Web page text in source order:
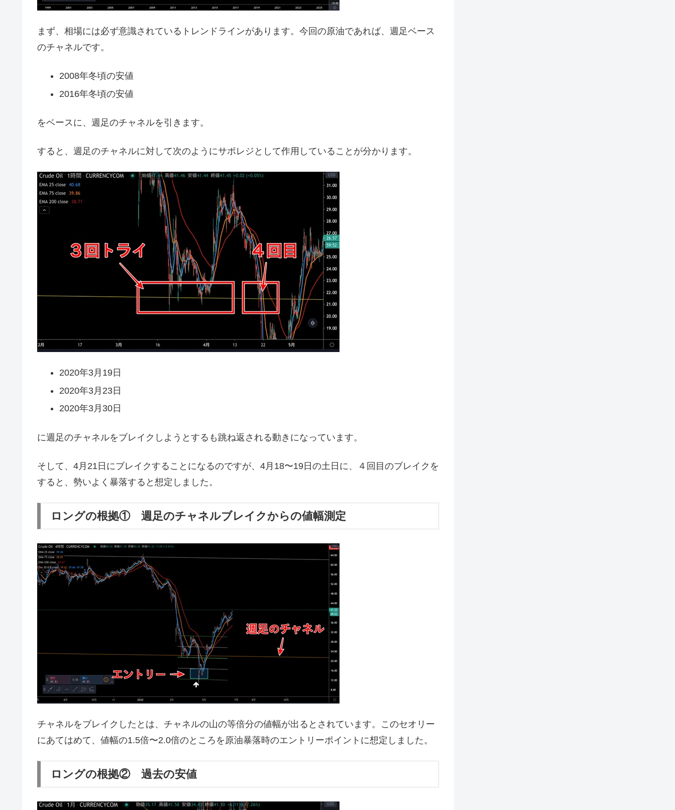
まず、相場には必ず意識されているトレンドラインがあります。今回の原油であれば、週足ベース
のチャネルです。
2008年冬頃の安値
2016年冬頃の安値
をベースに、週足のチャネルを引きます。
すると、週足のチャネルに対して次のようにサポレジとして作用していることが分かります。
2020年3月19日
2020年3月23日
2020年3月30日
に週足のチャネルをブレイクしようとするも跳ね返される動きになっています。
そして、4月21日にブレイクすることになるのですが、4月18〜19日の土日に、４回目のブレイクを
すると、勢いよく暴落すると想定しました。
ロングの根拠① 週足のチャネルブレイクからの値幅測定
チャネルをブレイクしたとは、チャネルの山の等倍分の値幅が出るとされています。このセオリー
にあてはめて、値幅の1.5倍〜2.0倍のところを原油暴落時のエントリーポイントに想定しました。
ロングの根拠② 過去の安値